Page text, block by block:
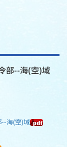
部--海(空)域
海(空)域